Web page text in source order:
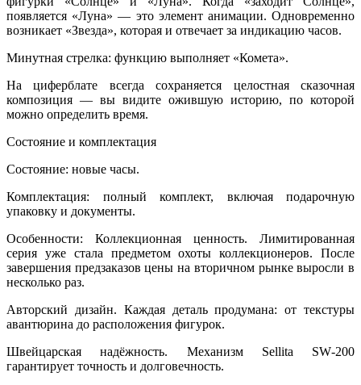
появляется «Луна» — это элемент анимации. Одновременно
возникает «Звезда», которая и отвечает за индикацию часов.
Минутная стрелка: функцию выполняет «Комета».
На циферблате всегда сохраняется целостная сказочная
композиция — вы видите ожившую историю, по которой
можно определить время.
Состояние и комплектация
Состояние: новые часы.
Комплектация: полный комплект, включая подарочную
упаковку и документы.
Особенности: Коллекционная ценность. Лимитированная
серия уже стала предметом охоты коллекционеров. После
завершения предзаказов цены на вторичном рынке выросли в
несколько раз.
Авторский дизайн. Каждая деталь продумана: от текстуры
авантюрина до расположения фигурок.
Швейцарская надёжность. Механизм Sеllitа SW‑200
гарантирует точность и долговечность.